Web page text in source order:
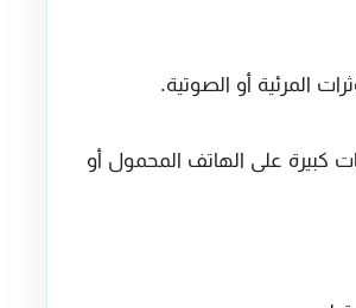
المرئية أو الصوتية.
كبيرة على الهاتف المحمول أو